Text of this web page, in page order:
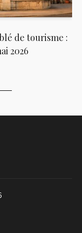
de tourisme :
2026